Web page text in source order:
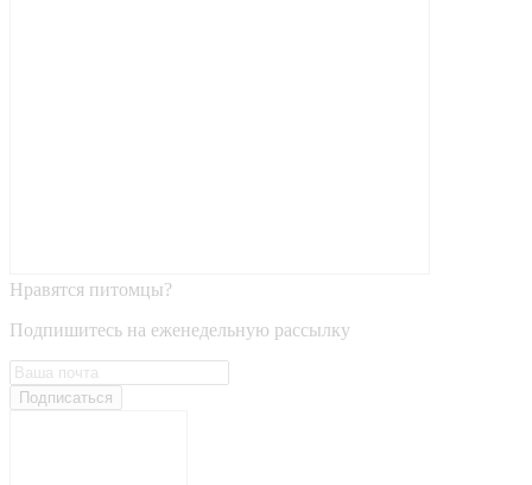
Нравятся питомцы?
Подпишитесь на еженедельную рассылку
Подписаться